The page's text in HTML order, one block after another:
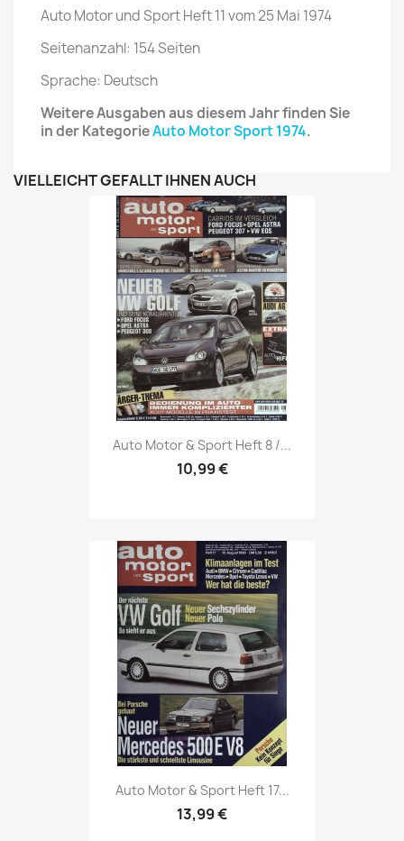
Auto Motor und Sport Heft 11 vom 25 Mai 1974
Seitenanzahl: 154 Seiten
Sprache: Deutsch
Weitere Ausgaben aus diesem Jahr finden Sie
in der KategorieAuto Motor Sport 1974.
VIELLEICHT GEFÄLLT IHNEN AUCH
Vorschau
Auto Motor & Sport Heft 8 /...
10,99 €
Vorschau
Auto Motor & Sport Heft 17...
13,99 €